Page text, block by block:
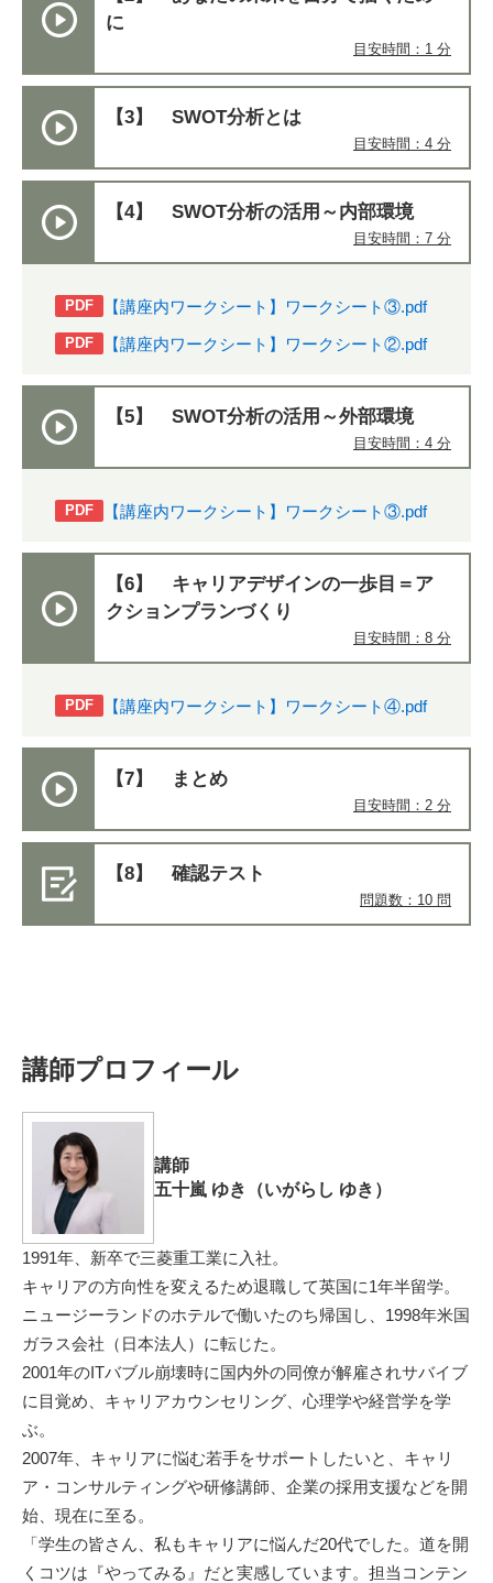
に
目安時間：1 分
【3】 SWOT分析とは
目安時間：4 分
【4】 SWOT分析の活用～内部環境
目安時間：7 分
PDF 【講座内ワークシート】ワークシート③.pdf
PDF 【講座内ワークシート】ワークシート②.pdf
【5】 SWOT分析の活用～外部環境
目安時間：4 分
PDF 【講座内ワークシート】ワークシート③.pdf
【6】 キャリアデザインの一歩目＝ア
クションプランづくり
目安時間：8 分
PDF 【講座内ワークシート】ワークシート④.pdf
【7】 まとめ
目安時間：2 分
【8】 確認テスト
問題数：10 問
講師プロフィール
講師
五十嵐 ゆき（いがらし ゆき）
1991年、新卒で三菱重工業に入社。
キャリアの方向性を変えるため退職して英国に1年半留学。
ニュージーランドのホテルで働いたのち帰国し、1998年米国
ガラス会社（日本法人）に転じた。
2001年のITバブル崩壊時に国内外の同僚が解雇されサバイブ
に目覚め、キャリアカウンセリング、心理学や経営学を学
ぶ。
2007年、キャリアに悩む若手をサポートしたいと、キャリ
ア・コンサルティングや研修講師、企業の採用支援などを開
始、現在に至る。
「学生の皆さん、私もキャリアに悩んだ20代でした。道を開
くコツは『やってみる』だと実感しています。担当コンテン